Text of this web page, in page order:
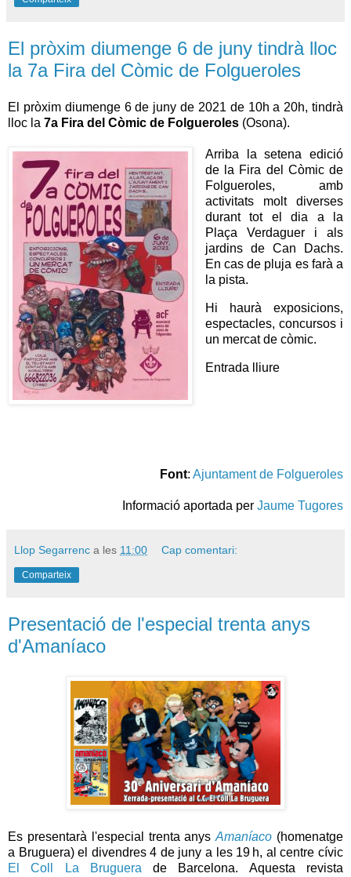
El pròxim diumenge 6 de juny tindrà lloc
la 7a Fira del Còmic de Folgueroles
El pròxim diumenge 6 de juny de 2021 de 10h a 20h, tindrà
lloc la 7a Fira del Còmic de Folgueroles (Osona).
Arriba la setena edició
de la Fira del Còmic de
Folgueroles, amb
activitats molt diverses
durant tot el dia a la
Plaça Verdaguer i als
jardins de Can Dachs.
En cas de pluja es farà a
la pista.
Hi haurà exposicions,
espectacles, concursos i
un mercat de còmic.
Entrada lliure
Font: Ajuntament de Folgueroles
Informació aportada per Jaume Tugores
Llop Segarrenc a les 11:00 Cap comentari:
Comparteix
Presentació de l'especial trenta anys
d'Amaníaco
Es presentarà l'especial trenta anysAmaníaco (homenatge
a Bruguera) el divendres 4 de juny a les 19 h, al centre cívic
El Coll La Bruguera de Barcelona. Aquesta revista